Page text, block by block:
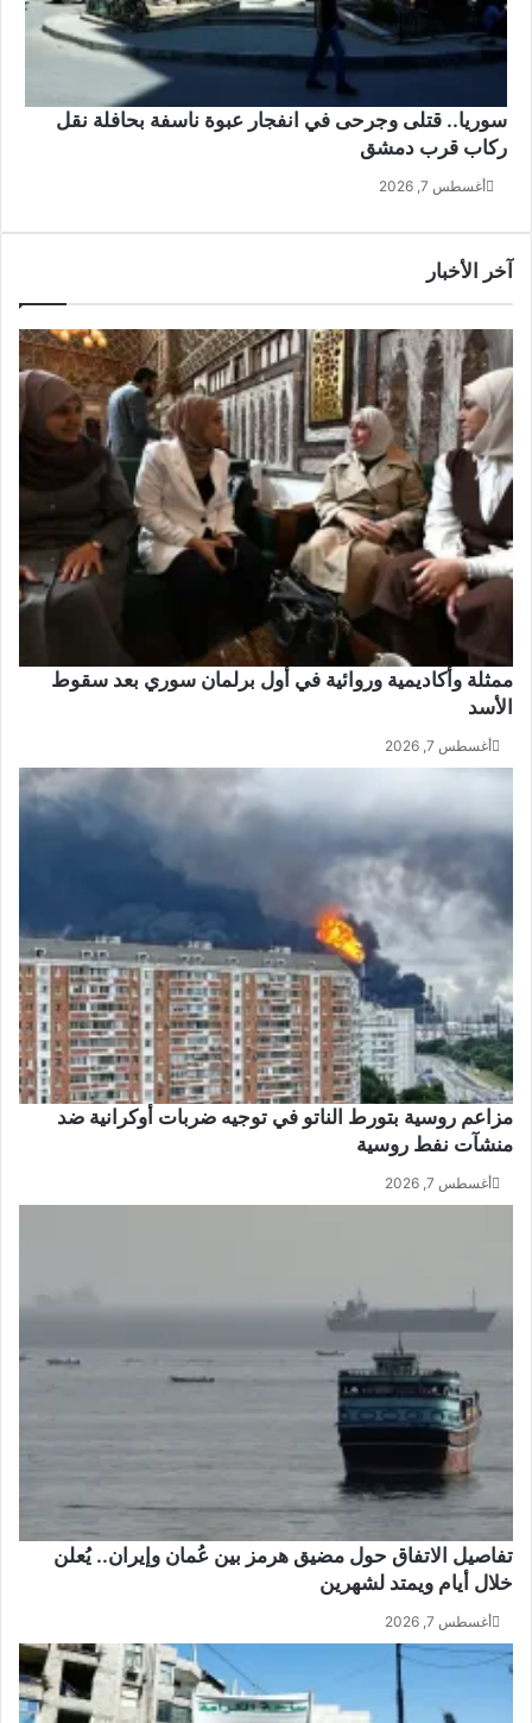
سوريا.. قتلى وجرحى في انفجار عبوة ناسفة بحافلة نقل
ركاب قرب دمشق
أغسطس 7, 2026
آخر الأخبار
ممثلة وأكاديمية وروائية في أول برلمان سوري بعد سقوط
الأسد
أغسطس 7, 2026
مزاعم روسية بتورط الناتو في توجيه ضربات أوكرانية ضد
منشآت نفط روسية
أغسطس 7, 2026
تفاصيل الاتفاق حول مضيق هرمز بين عُمان وإيران.. يُعلن
خلال أيام ويمتد لشهرين
أغسطس 7, 2026